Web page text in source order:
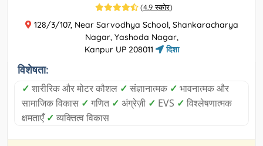
(4.9 स्कोर)
128/3/107, Near Sarvodhya School, Shankaracharya
Nagar, Yashoda Nagar,
Kanpur UP 208011
दिशा
विशेषता:
✓ शारीरिक और मोटर कौशल ✓ संज्ञानात्मक ✓ भावनात्मक और
सामाजिक विकास ✓ गणित ✓ अंग्रेज़ी ✓ EVS ✓ विश्लेषणात्मक
क्षमताएँ✓ व्यक्तित्व विकास